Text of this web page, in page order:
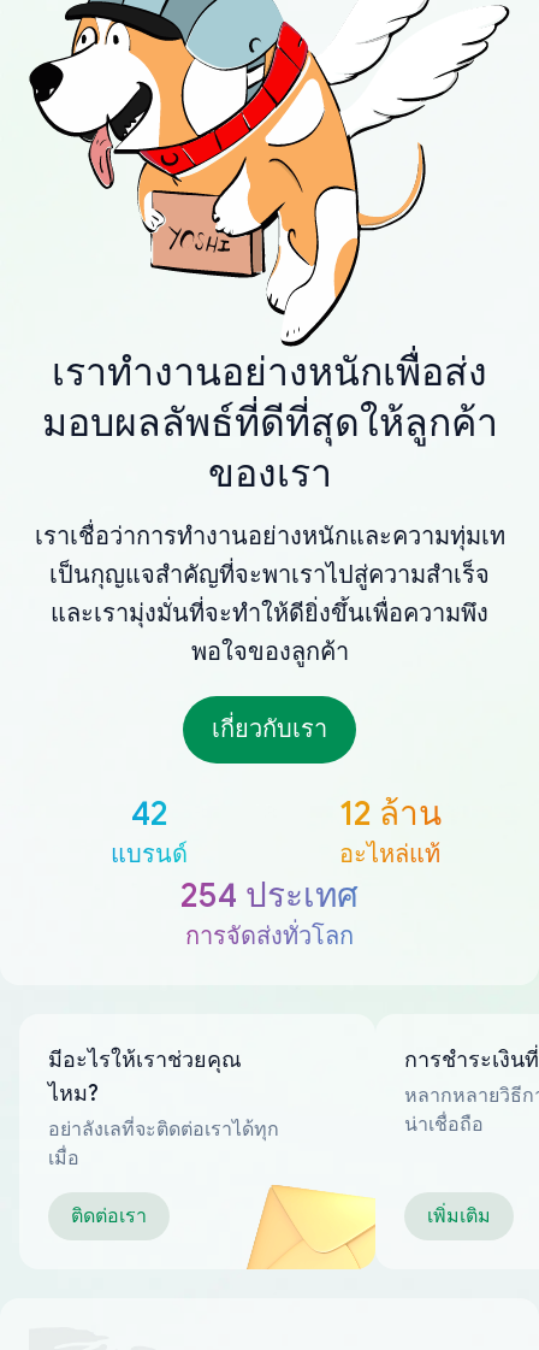
เราทำงานอย่างหนักเพื่อส่ง
มอบผลลัพธ์ที่ดีที่สุดให้ลูกค้า
ของเรา
เราเชื่อว่าการทำงานอย่างหนักและความทุ่มเท
เป็นกุญแจสำคัญที่จะพาเราไปสู่ความสำเร็จ
และเรามุ่งมั่นที่จะทำให้ดียิ่งขึ้นเพื่อความพึง
พอใจของลูกค้า
เกี่ยวกับเรา
42
แบรนด์
12 ล้าน
อะไหล่แท้
254 ประเทศ
การจัดส่งทั่วโลก
มีอะไรให้เราช่วยคุณ
ไหม?
อย่าลังเลที่จะติดต่อเราได้ทุก
เมื่อ
ติดต่อเรา
การชำระเงิน
หลากหลายวิธีก
น่าเชื่อถือ
เพิ่มเติม